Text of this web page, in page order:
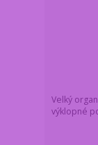
Velký
výklopné